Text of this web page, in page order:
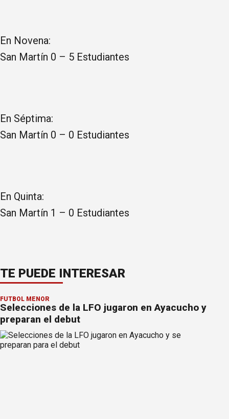
En Novena:
San Martín 0 – 5 Estudiantes
En Séptima:
San Martín 0 – 0 Estudiantes
En Quinta:
San Martín 1 – 0 Estudiantes
TE PUEDE INTERESAR
FÚTBOL MENOR
Selecciones de la LFO jugaron en Ayacucho y
preparan el debut